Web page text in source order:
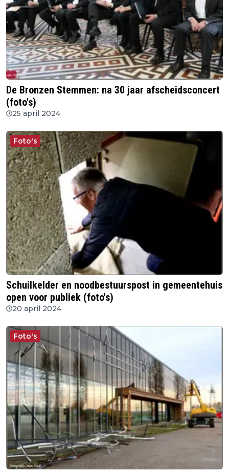
De Bronzen Stemmen: na 30 jaar afscheidsconcert
(foto's)
25 april 2024
Foto's
Schuilkelder en noodbestuurspost in gemeentehuis
open voor publiek (foto's)
20 april 2024
Foto's